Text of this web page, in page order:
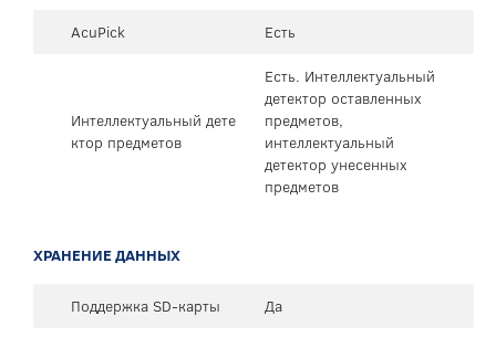
AcuPick
Есть
Интеллектуальный дете
ктор предметов
Есть. Интеллектуальный
детектор оставленных
предметов,
интеллектуальный
детектор унесенных
предметов
ХРАНЕНИЕ ДАННЫХ
Поддержка SD-карты Да